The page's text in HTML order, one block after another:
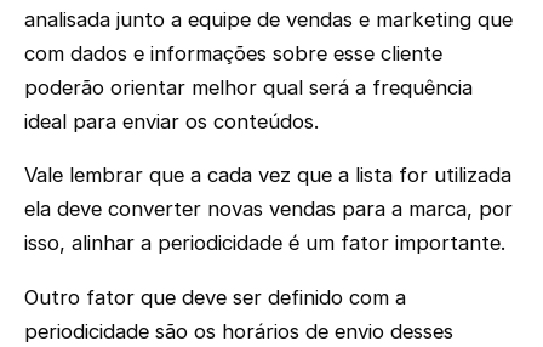
analisada junto a equipe de vendas e marketing que
com dados e informações sobre esse cliente
poderão orientar melhor qual será a frequência
ideal para enviar os conteúdos.
Vale lembrar que a cada vez que a lista for utilizada
ela deve converter novas vendas para a marca, por
isso, alinhar a periodicidade é um fator importante.
Outro fator que deve ser definido com a
periodicidade são os horários de envio desses